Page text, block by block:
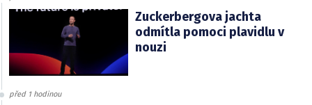
Zuckerbergova jachta
odmítla pomoci plavidlu v
nouzi
před 1 hodinou